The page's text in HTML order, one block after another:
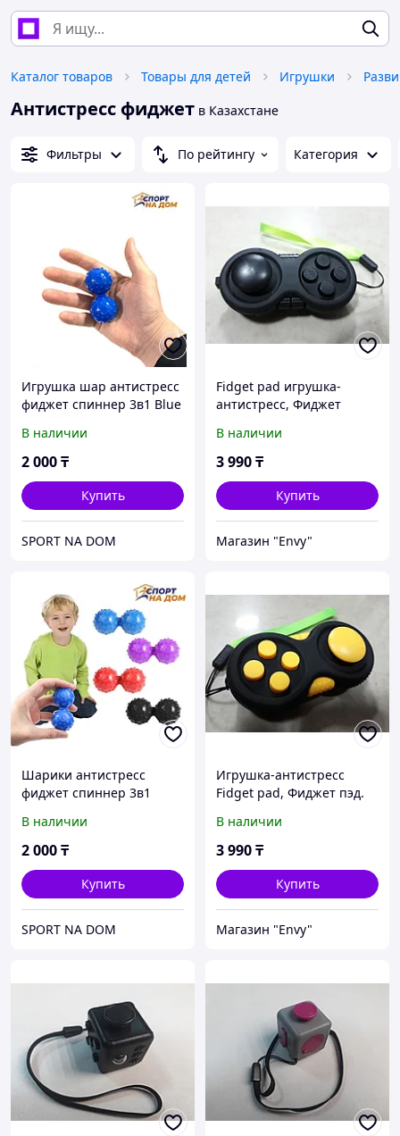
Каталог товаров Товары для детей Игрушки
Антистресс фиджет в Казахстане
Фильтры По рейтингу Категория
Игрушка шар антистресс
фиджет спиннер 3в1 Blue
В наличии
2 000₸
Купить
SPORT NA DOM
Fidget pad игрушка-
антистресс, Фиджет
В наличии
3 990₸
Купить
Магазин "Envy"
Шарики антистресс
фиджет спиннер 3в1
В наличии
2 000₸
Купить
SPORT NA DOM
Игрушка-антистресс
Fidget pad, Фиджет пэд.
Оригинал
В наличии
3 990₸
Купить
Магазин "Envy"